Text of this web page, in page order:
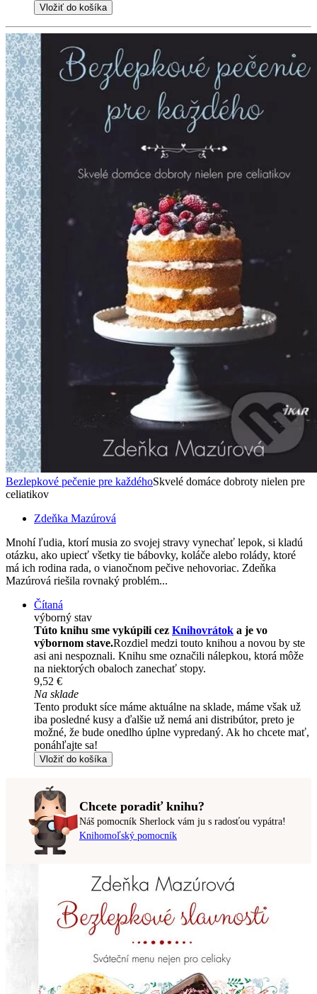
Vložiť do košíka
Bezlepkové pečenie pre každéhoSkvelé domáce dobroty nielen pre
celiatikov
Zdeňka Mazúrová
Mnohí ľudia, ktorí musia zo svojej stravy vynechať lepok, si kladú
otázku, ako upiecť všetky tie bábovky, koláče alebo rolády, ktoré
má ich rodina rada, o vianočnom pečive nehovoriac. Zdeňka
Mazúrová riešila rovnaký problém...
Čítaná
výborný stav
Túto knihu sme vykúpili cez Knihovrátok a je vo
výbornom stave.Rozdiel medzi touto knihou a novou by ste
asi ani nespoznali. Knihu sme označili nálepkou, ktorá môže
na niektorých obaloch zanechať stopy.
9,52 €
Na sklade
Tento produkt síce máme aktuálne na sklade, máme však už
iba posledné kusy a ďalšie už nemá ani distribútor, preto je
možné, že bude onedlho úplne vypredaný. Ak ho chcete mať,
ponáhľajte sa!
Vložiť do košíka
Chcete poradiť knihu?
Náš pomocník Sherlock vám ju s radosťou vypátra!
Knihomoľský pomocník